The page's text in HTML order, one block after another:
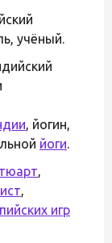
учёный.
, йогин,
йоги.
,
,
игр